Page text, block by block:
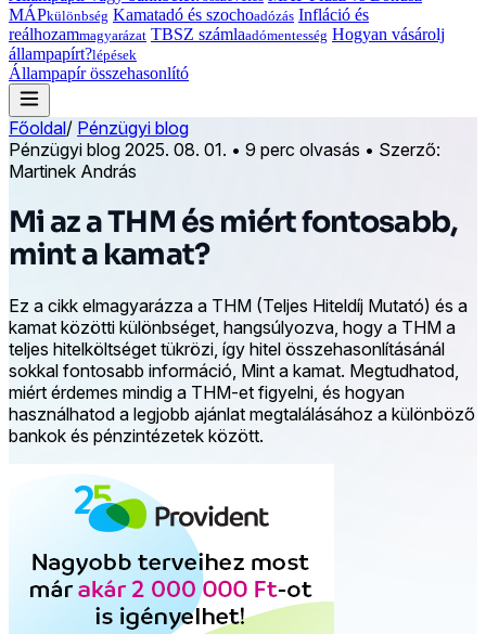
MÁPkülönbség Kamatadó és szochoadózás Infláció és
reálhozammagyarázat TBSZ számlaadómentesség Hogyan vásárolj
állampapírt?lépések
Állampapír összehasonlító
Főoldal/ Pénzügyi blog
Pénzügyi blog 2025. 08. 01. • 9 perc olvasás • Szerző:
Martinek András
Mi az a THM és miért fontosabb,
mint a kamat?
Ez a cikk elmagyarázza a THM (Teljes Hiteldíj Mutató) és a
kamat közötti különbséget, hangsúlyozva, hogy a THM a
teljes hitelköltséget tükrözi, így hitel összehasonlításánál
sokkal fontosabb információ, Mint a kamat. Megtudhatod,
miért érdemes mindig a THM-et figyelni, és hogyan
használhatod a legjobb ajánlat megtalálásához a különböző
bankok és pénzintézetek között.